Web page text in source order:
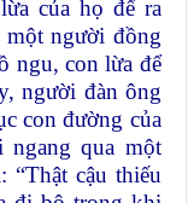
của họ để ra
người đồng
ngu, con lừa để
người đàn ông
con đường của
qua một
cậu thiếu